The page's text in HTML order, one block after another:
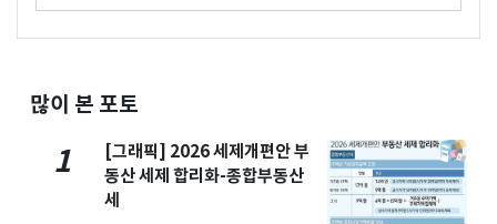
많이 본 포토
1
[그래픽] 2026 세제개편안 부
동산 세제 합리화-종합부동산
세